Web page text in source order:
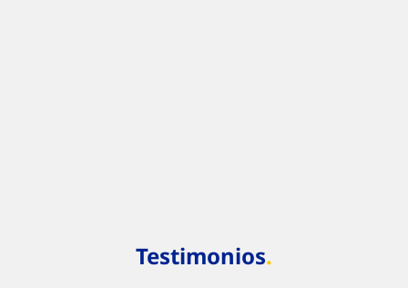
Testimonios.